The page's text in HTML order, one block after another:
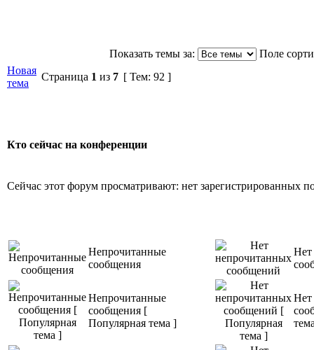
Показать темы за:
Поле
Новая
тема
Страница 1 из 7 [ Тем: 92 ]
Кто сейчас на конференции
Сейчас этот форум просматривают: нет зарегистрированных
Непрочитанные
сообщения
Нет
Непрочитанные
сообщения [
Популярная тема ]
Нет